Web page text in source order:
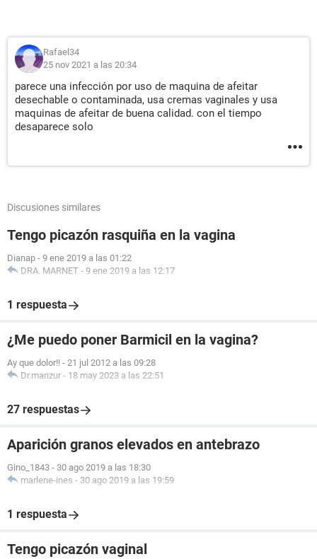
Rafael34
25 nov 2021 a las 20:34
parece una infección por uso de maquina de afeitar
desechable o contaminada, usa cremas vaginales y usa
maquinas de afeitar de buena calidad. con el tiempo
desaparece solo
Discusiones similares
Tengo picazón rasquiña en la vagina
Dianap - 9 ene 2019 a las 01:22
DRA. MARNET - 9 ene 2019 a las 12:17
1 respuesta
¿Me puedo poner Barmicil en la vagina?
Ay que dolor!! - 21 jul 2012 a las 09:28
Dr.manzur - 18 may 2023 a las 22:51
27 respuestas
Aparición granos elevados en antebrazo
Gino_1843 - 30 ago 2019 a las 18:30
marlene-ines - 30 ago 2019 a las 19:59
1 respuesta
Tengo picazón vaginal